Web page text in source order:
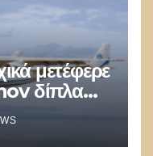
μετέφερε
δίπλα
drone στη